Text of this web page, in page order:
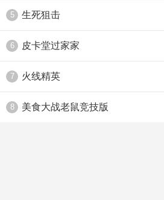
5 生死狙击
6 皮卡堂过家家
7 火线精英
8 美食大战老鼠竞技版